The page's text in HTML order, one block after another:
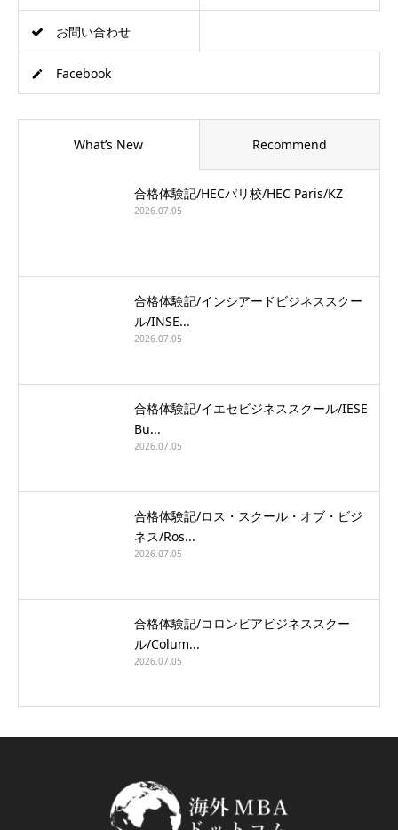
お問い合わせ
Facebook
What’s New Recommend
合格体験記/HECパリ校/HEC Paris/KZ
2026.07.05
合格体験記/インシアードビジネススクー
ル/INSE...
2026.07.05
合格体験記/イエセビジネススクール/IESE
Bu...
2026.07.05
合格体験記/ロス・スクール・オブ・ビジ
ネス/Ros...
2026.07.05
合格体験記/コロンビアビジネススクー
ル/Colum...
2026.07.05